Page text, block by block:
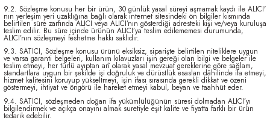
9.2. Sözleşme konusu her bir ürün, 30 günlük yasal süreyi aşmamak kaydı ile ALICI'
nın yerleşim yeri uzaklığına bağlı olarak internet sitesindeki ön bilgiler kısmında
belirtilen süre zarfında ALICI veya ALICI’nın gösterdiği adresteki kişi ve/veya kuruluşa
teslim edilir. Bu süre içinde ürünün ALICI’ya teslim edilememesi durumunda,
ALICI’nın sözleşmeyi feshetme hakkı saklıdır.
9.3. SATICI, Sözleşme konusu ürünü eksiksiz, siparişte belirtilen niteliklere uygun
ve varsa garanti belgeleri, kullanım kılavuzları işin gereği olan bilgi ve belgeler ile
teslim etmeyi, her türlü ayıptan arî olarak yasal mevzuat gereklerine göre sağlam,
standartlara uygun bir şekilde işi doğruluk ve dürüstlük esasları dâhilinde ifa etmeyi,
hizmet kalitesini koruyup yükseltmeyi, işin ifası sırasında gerekli dikkat ve özeni
göstermeyi, ihtiyat ve öngörü ile hareket etmeyi kabul, beyan ve taahhüt eder.
9.4. SATICI, sözleşmeden doğan ifa yükümlülüğünün süresi dolmadan ALICI’yı
bilgilendirmek ve açıkça onayını almak suretiyle eşit kalite ve fiyatta farklı bir ürün
tedarik edebilir.